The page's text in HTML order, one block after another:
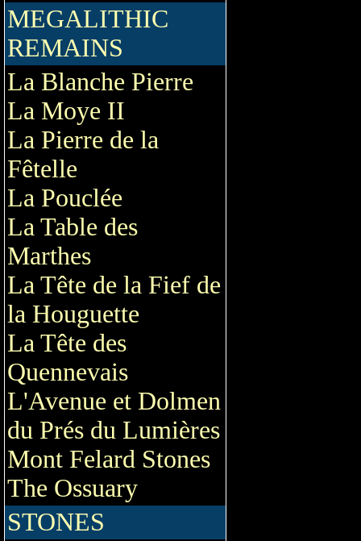
MEGALITHIC
REMAINS
La Blanche Pierre
La Moye II
La Pierre de la
Fêtelle
La Pouclée
La Table des
Marthes
La Tête de la Fief de
la Houguette
La Tête des
Quennevais
L'Avenue et Dolmen
du Prés du Lumières
Mont Felard Stones
The Ossuary
STONES